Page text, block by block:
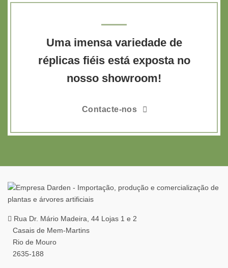
Uma imensa variedade de
réplicas fiéis está exposta no
nosso showroom!
Contacte-nos
Rua Dr. Mário Madeira, 44 Lojas 1 e 2
Casais de Mem-Martins
Rio de Mouro
2635-188